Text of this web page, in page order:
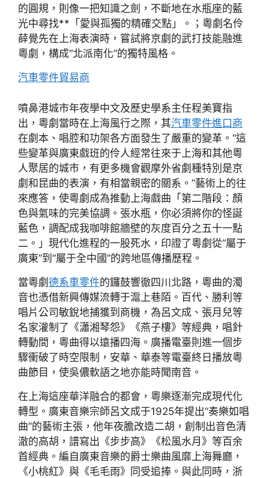
的圓規，則像一把知識之劍，不斷地在水瓶座的藍
光中尋找**「愛與孤獨的精確交點」。；粵劇名伶
薛覺先在上海表演時，嘗試將京劇的武打技能融進
粵劇，構成“北派南化”的獨特風格。
汽車零件貿易商
噴鼻港城市年夜學中文及歷史學系主任程美寶指
出，粵劇當時在上海風行之際，其汽車零件進口商
在劇本、唱腔和功架各方面發生了嚴重的變革。“這
些變革與廣東戲班的伶人經常往來于上海和其他粵
人聚居的城市，有更多機會觀摩外省劇種特別是京
劇和昆曲的表演，有相當親密的關系。”藝術上的往
來應答，使粵劇成為推動上海戲曲「第二階段：顏
色與氣味的完美協調。張水瓶，你必須將你的怪誕
藍色，調配成我咖啡館牆壁的灰度百分之五十一點
二。」現代化進程的一股死水，印證了粵劇從“屬于
廣東”到“屬于全中國”的跨地區傳播歷程。
當粵劇 德系車零件的鑼鼓響徹四川北路，粵曲的濁
音也憑借新興傳媒流轉于滬上巷陌。百代、勝利等
唱片公司敏銳地捕獲到商機，為呂文成、張月兒等
名家灌制了《瀟湘琴怨》《燕子樓》等經典，唱針
轉動間，粵曲得以遠播四海。廣播電臺則進一個步
驟衝破了時空限制，安華、華泰等電臺終日播放粵
曲節目，使吳儂軟語之地亦能時聞南音。
在上海這座華洋融合的都會，粵樂逐漸完成現代化
轉型。廣東音樂宗師呂文成于1925年提出“奏樂如唱
曲”的藝術主張，他年夜膽改造二胡，創制出音色清
澈的高胡，譜寫出《步步高》《松風水月》等百余
首經典。編自廣東音樂的爵士樂曲風靡上海舞廳，
《小桃紅》與《毛毛雨》同受追捧。與此同時，浙